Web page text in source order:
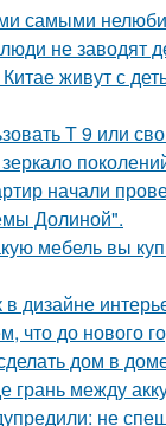
самыми
не заводят
живут с
Т 9 или
начали
Долиной".
мебель вы
дизайне
что до нового
дом в
грань между
не